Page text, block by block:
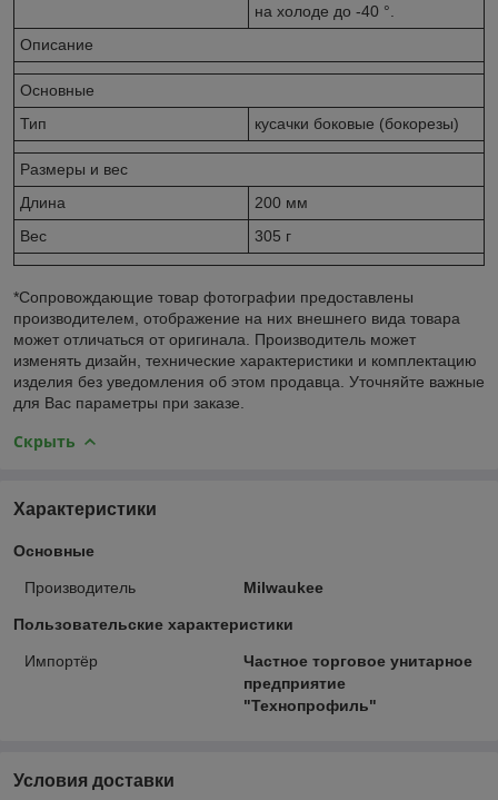
на холоде до -40 °.
Описание
Основные
Тип
кусачки боковые (бокорезы)
Размеры и вес
Длина
200 мм
Вес
305 г
*Сопровождающие товар фотографии предоставлены
производителем, отображение на них внешнего вида товара
может отличаться от оригинала. Производитель может
изменять дизайн, технические характеристики и комплектацию
изделия без уведомления об этом продавца. Уточняйте важные
для Вас параметры при заказе.
Скрыть
Характеристики
Основные
Производитель Milwaukee
Пользовательские характеристики
Импортёр
Частное торговое унитарное
предприятие
"Технопрофиль"
Условия доставки